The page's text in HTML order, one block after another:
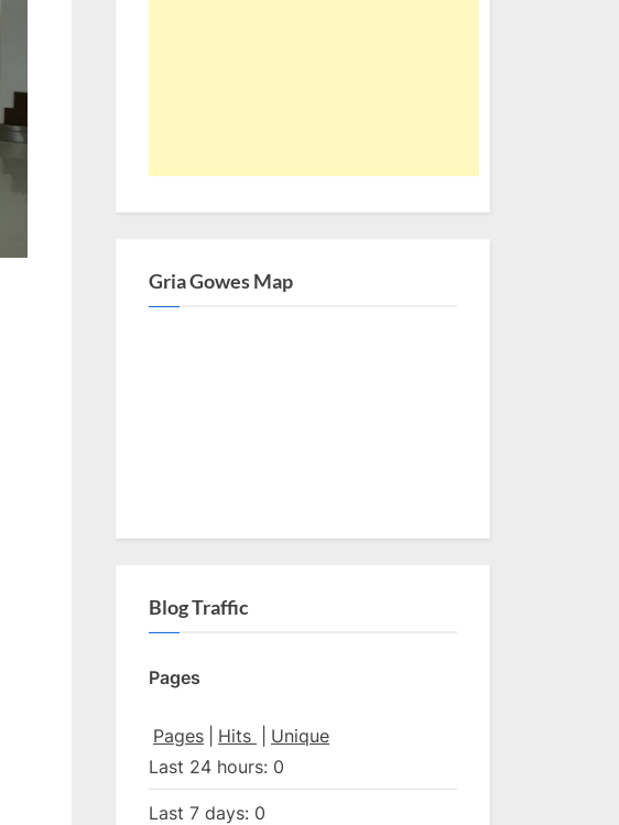
Gria Gowes Map
Blog Traffic
Pages
Pages Hits
Unique
Last 24 hours: 0
Last 7 days: 0